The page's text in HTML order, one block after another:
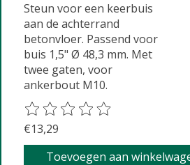
Steun voor een keerbuis
aan de achterrand
betonvloer. Passend voor
buis 1,5" Ø 48,3 mm. Met
twee gaten, voor
ankerbout M10.
De beoordeling van dit
€13,29
Toevoegen aan